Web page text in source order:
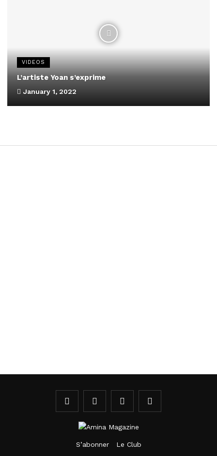
VIDEOS
L’artiste Yoan s’exprime
January 1, 2022
S’abonner Le Club